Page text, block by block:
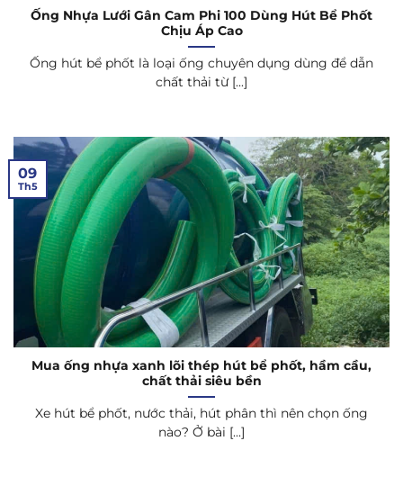
Ống Nhựa Lưới Gân Cam Phi 100 Dùng Hút Bể Phốt
Chịu Áp Cao
Ống hút bể phốt là loại ống chuyên dụng dùng để dẫn
chất thải từ [...]
Mua ống nhựa xanh lõi thép hút bể phốt, hầm cầu,
chất thải siêu bền
Xe hút bể phốt, nước thải, hút phân thì nên chọn ống
nào? Ở bài [...]
09
Th5